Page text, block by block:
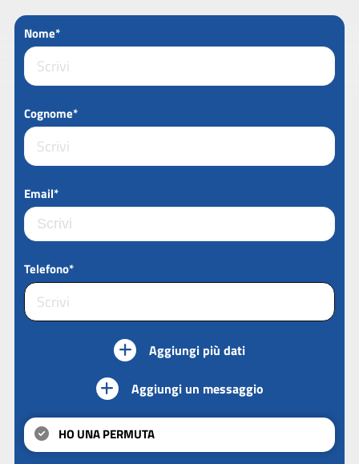
Nome*
Cognome*
Email*
Telefono*
Aggiungi più dati
Aggiungi un messaggio
HO UNA PERMUTA